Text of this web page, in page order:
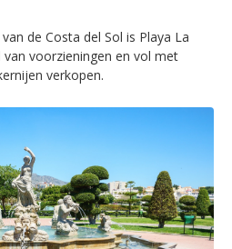
de Costa del Sol is Playa La
voorzieningen en vol met
verkopen.